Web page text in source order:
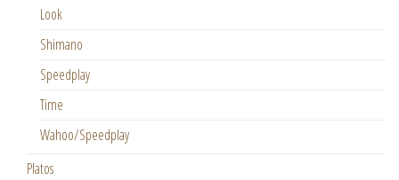
Look
Shimano
Speedplay
Time
Wahoo/Speedplay
Platos